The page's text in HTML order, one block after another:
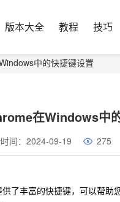
版本大全 教程 技巧
中的快捷键设置
在Windows中
间：2024-09-19 275
了丰富的快捷键，可以帮